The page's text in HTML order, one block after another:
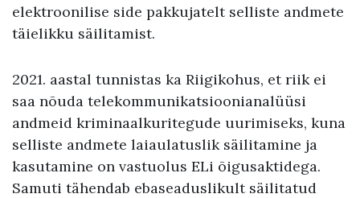
elektroonilise side pakkujatelt selliste andmete
täielikku säilitamist.
2021. aastal tunnistas ka Riigikohus, et riik ei
saa nõuda telekommunikatsioonianalüüsi
andmeid kriminaalkuritegude uurimiseks, kuna
selliste andmete laiaulatuslik säilitamine ja
kasutamine on vastuolus ELi õigusaktidega.
Samuti tähendab ebaseaduslikult säilitatud